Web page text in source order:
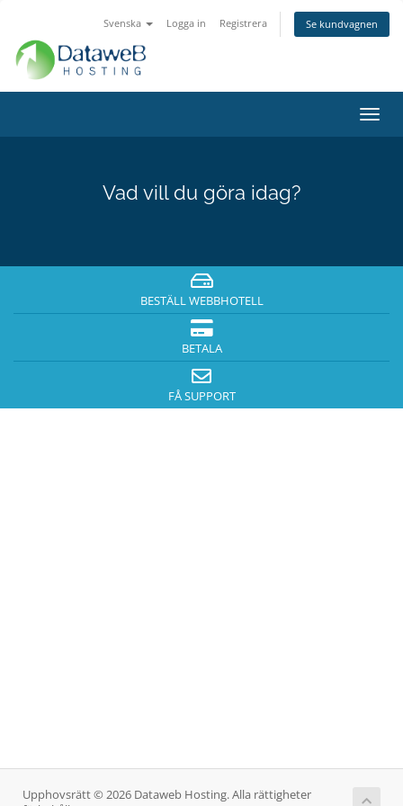
Svenska Logga in Registrera Se kundvagnen
Växla
Vad vill du göra idag?
BESTÄLL WEBBHOTELL
BETALA
FÅ SUPPORT
Upphovsrätt © 2026 Dataweb Hosting. Alla rättigheter